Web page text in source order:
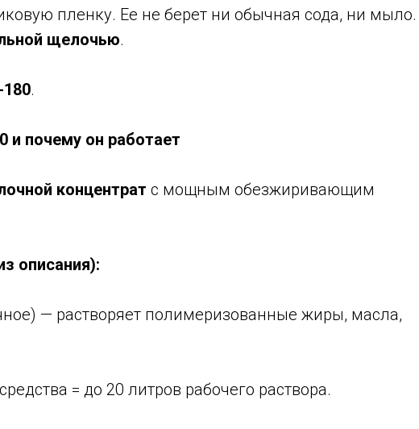
пленку. Ее не берет ни обычная сода, ни мыло.
щелочью.
.
и почему он работает
концентрат с мощным обезжиривающим
описания):
— растворяет полимеризованные жиры, масла,
= до 20 литров рабочего раствора.